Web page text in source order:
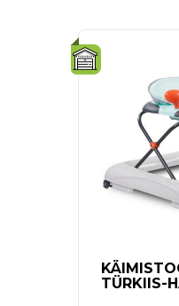
TÜRKIIS-